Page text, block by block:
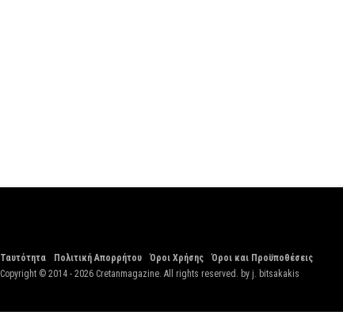
Ταυτότητα Πολιτική Απορρήτου Όροι Χρήσης
Όροι και Προϋποθέσεις
Copyright © 2014 - 2026 Cretanmagazine. All rights reserved. by j. bitsakakis